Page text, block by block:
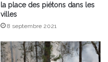
la place des piétons dans les
villes
8 septembre 2021